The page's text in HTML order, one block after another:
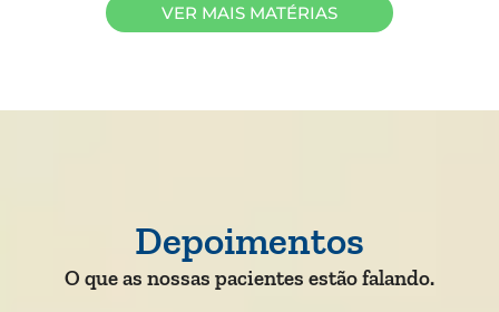
VER MAIS MATÉRIAS
Depoimentos
O que as nossas pacientes estão falando.